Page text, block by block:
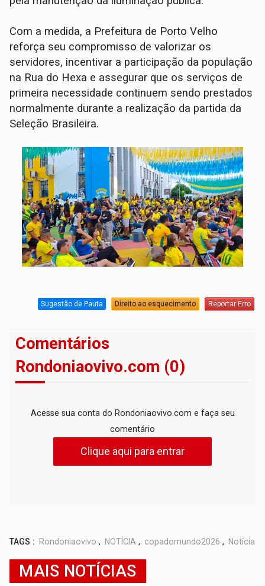
Com a medida, a Prefeitura de Porto Velho
reforça seu compromisso de valorizar os
servidores, incentivar a participação da população
na Rua do Hexa e assegurar que os serviços de
primeira necessidade continuem sendo prestados
normalmente durante a realização da partida da
Seleção Brasileira.
Sugestão de Pauta Direito ao esquecimento Reportar Erro
Comentários
Rondoniaovivo.com (0)
Acesse sua conta do Rondoniaovivo.com e faça seu
comentário
Clique aqui para entrar
TAGS : Rondoniaovivo , NOTÍCIA , copadomundo2026 , Notícia
MAIS NOTÍCIAS